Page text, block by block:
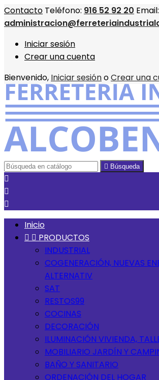
Contacto Teléfono: 916 52 92 20 Email:
Iniciar sesión
Crear una cuenta
Bienvenido, Iniciar sesiónoCrear una
 Búsqueda



Inicio
  PRODUCTOS
INDUSTRIAL
COGENERACIÓN, NUEVAS
ALTERNATIV
SAT
RESTOS99
COCINAS
DECORACIÓN
ILUMINACIÓN VIVIENDA,
MOBILIARIO JARDÍN Y
BAÑO Y SANITARIO
ORDENACIÓN DEL HOGAR